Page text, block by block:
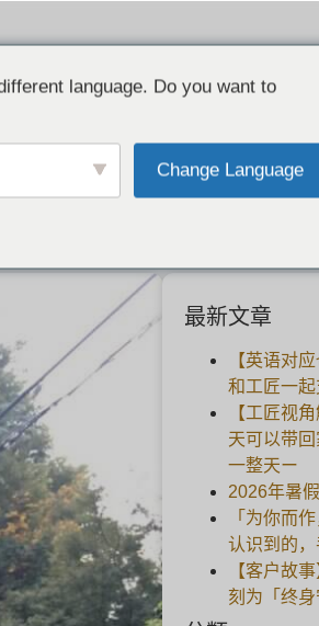
做一个刻有猫的戒指。
最新文章
【英语对
和工匠一
【工匠视
天可以带
一整天ー
2026年暑
「为你而
认识到的
【客户故
刻为「终
language. Do you want to
Change Language